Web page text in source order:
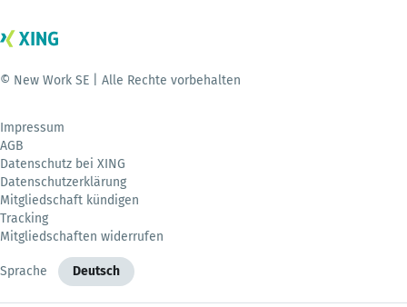
© New Work SE | Alle Rechte vorbehalten
Impressum
AGB
Datenschutz bei XING
Datenschutzerklärung
Mitgliedschaft kündigen
Tracking
Mitgliedschaften widerrufen
Sprache Deutsch